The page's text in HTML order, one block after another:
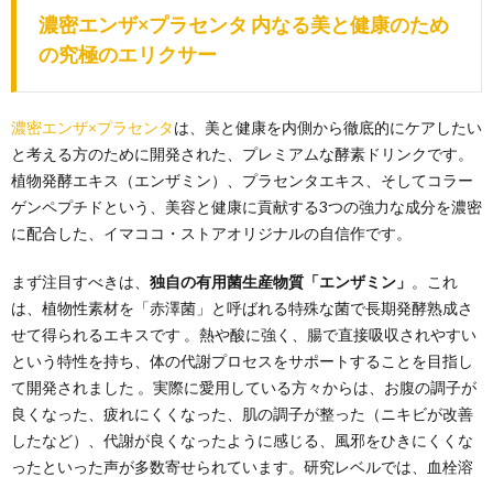
濃密エンザ×プラセンタ 内なる美と健康のため
の究極のエリクサー
濃密エンザ×プラセンタは、美と健康を内側から徹底的にケアしたい
と考える方のために開発された、プレミアムな酵素ドリンクです。
植物発酵エキス（エンザミン）、プラセンタエキス、そしてコラー
ゲンペプチドという、美容と健康に貢献する3つの強力な成分を濃密
に配合した、イマココ・ストアオリジナルの自信作です。
まず注目すべきは、 独自の有用菌生産物質「エンザミン」 。これ
は、植物性素材を「赤澤菌」と呼ばれる特殊な菌で長期発酵熟成さ
せて得られるエキスです 。熱や酸に強く、腸で直接吸収されやすい
という特性を持ち、体の代謝プロセスをサポートすることを目指し
て開発されました 。実際に愛用している方々からは、お腹の調子が
良くなった、疲れにくくなった、肌の調子が整った（ニキビが改善
したなど）、代謝が良くなったように感じる、風邪をひきにくくな
ったといった声が多数寄せられています。研究レベルでは、血栓溶